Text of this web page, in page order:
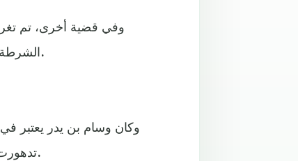
وفي قضية أخرى، تم
الشرطة بإيقاف سيارته، وتقرر أيضا تعليق رخصة قيادته لمدة ستة أشهر.
وكان وسام بن يدر يعتبر
تدهورت معه، حتى أن ناديه موناكو قرر فسخ عقده في الصيف الماضي.